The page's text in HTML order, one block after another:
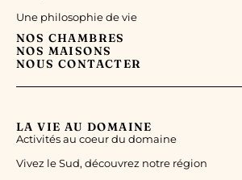
Une philosophie de vie
NOS CHAMBRES
NOS MAISONS
NOUS CONTACTER
LA VIE AU DOMAINE
Activités au coeur du domaine
Vivez le Sud, découvrez notre région